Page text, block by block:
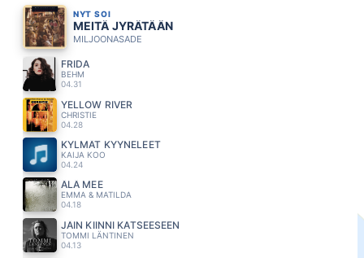
NYT SOI
MEITÄ JYRÄTÄÄN
MILJOONASADE
FRIDA
BEHM
04.31
YELLOW RIVER
CHRISTIE
04.28
KYLMÄT KYYNELEET
KAIJA KOO
04.24
ÄLÄ MEE
EMMA & MATILDA
04.18
JÄIN KIINNI KATSEESEEN
TOMMI LÄNTINEN
04.13